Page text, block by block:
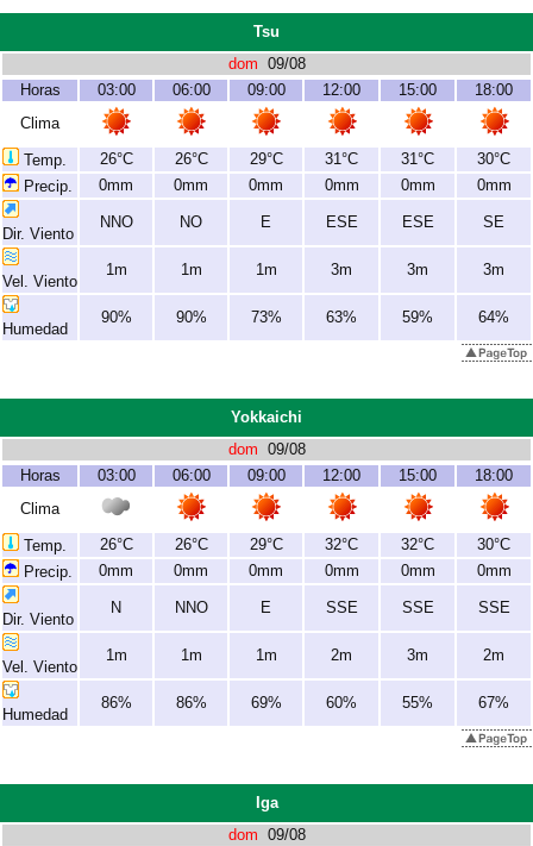
Tsu
dom 09/08
Horas
03:00 06:00 09:00 12:00 15:00
18:00
Clima
Temp. 26°C 26°C 29°C 31°C 31°C
30°C
Precip.
0mm 0mm 0mm 0mm 0mm 0mm
Dir. Viento
NNO NO E ESE ESE SE
Vel. Viento
1m 1m 1m 3m 3m 3m
Humedad
90% 90% 73% 63% 59% 64%
Yokkaichi
dom 09/08
Horas
03:00 06:00 09:00 12:00 15:00
18:00
Clima
Temp. 26°C 26°C 29°C 32°C 32°C
30°C
Precip.
0mm 0mm 0mm 0mm 0mm 0mm
Dir. Viento
N NNO E SSE SSE SSE
Vel. Viento
1m 1m 1m 2m 3m 2m
Humedad
86% 86% 69% 60% 55% 67%
Iga
dom 09/08